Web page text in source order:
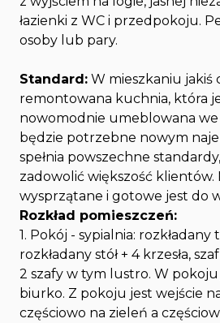
łazienki z WC i przedpokoju.
osoby lub pary.
Standard: W mieszkaniu jakiś
remontowana kuchnia, która
nowomodnie umeblowana we
będzie potrzebne nowym
spełnia powszechne
zadowolić większość klientów.
wysprzątane i gotowe jest do
Rozkład pomieszczeń:
1. Pokój - sypialnia:
rozkładany stół + 4 krzesła,
2 szafy w tym lustro. W
biurko. Z pokoju jest wejście
częściowo na zieleń a